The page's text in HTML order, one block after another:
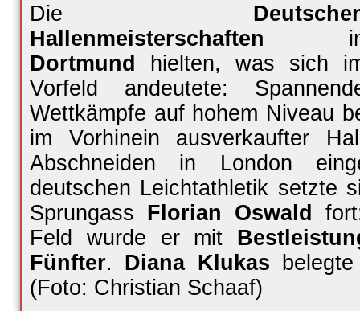
Die
Hallenmeisterschaften
Dortmund
hielten, was sich
Vorfeld andeutete: S
Wettkämpfe auf hohem Niveau
im Vorhinein ausverkaufter
Abschneiden in London
deutschen Leichtathletik setzte
Sprungass Florian Oswald
Feld wurde er mit
Fünfter. Diana Klukas
(Foto: Christian Schaaf)